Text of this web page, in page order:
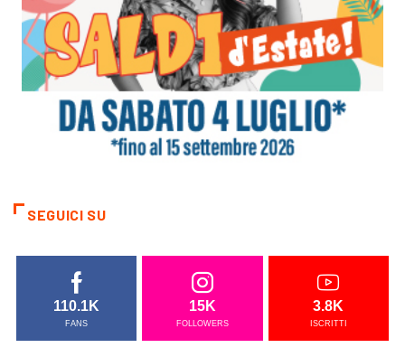
SEGUICI SU
110.1K
FANS
15K
FOLLOWERS
3.8K
ISCRITTI